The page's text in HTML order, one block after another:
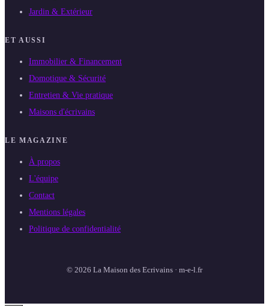
Jardin & Extérieur
ET AUSSI
Immobilier & Financement
Domotique & Sécurité
Entretien & Vie pratique
Maisons d'écrivains
LE MAGAZINE
À propos
L'équipe
Contact
Mentions légales
Politique de confidentialité
© 2026 La Maison des Ecrivains · m-e-l.fr